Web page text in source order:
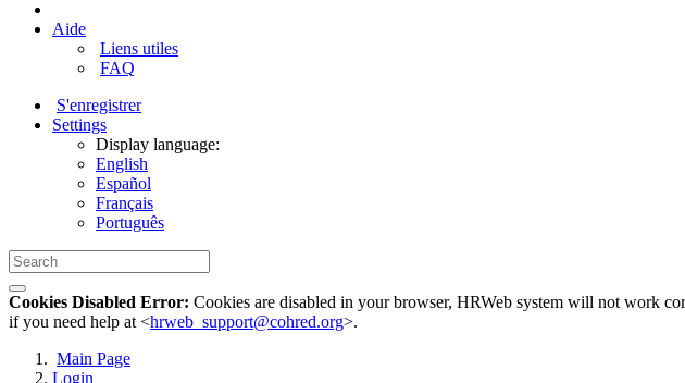
Aide
Liens utiles
FAQ
S'enregistrer
Settings
Display language:
English
Español
Français
Português
Cookies Disabled Error: Cookies are disabled in your browser, HRWeb system will not work
if you need help at <hrweb_support@cohred.org>.
Main Page
Login